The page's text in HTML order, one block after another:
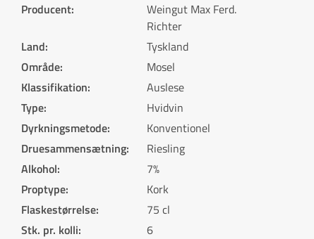
Producent:
Weingut Max Ferd.
Richter
Land:
Tyskland
Område:
Mosel
Klassifikation:
Auslese
Type:
Hvidvin
Dyrkningsmetode:
Konventionel
Druesammensætning:
Riesling
Alkohol:
7%
Proptype:
Kork
Flaskestørrelse:
75 cl
Stk. pr. kolli:
6